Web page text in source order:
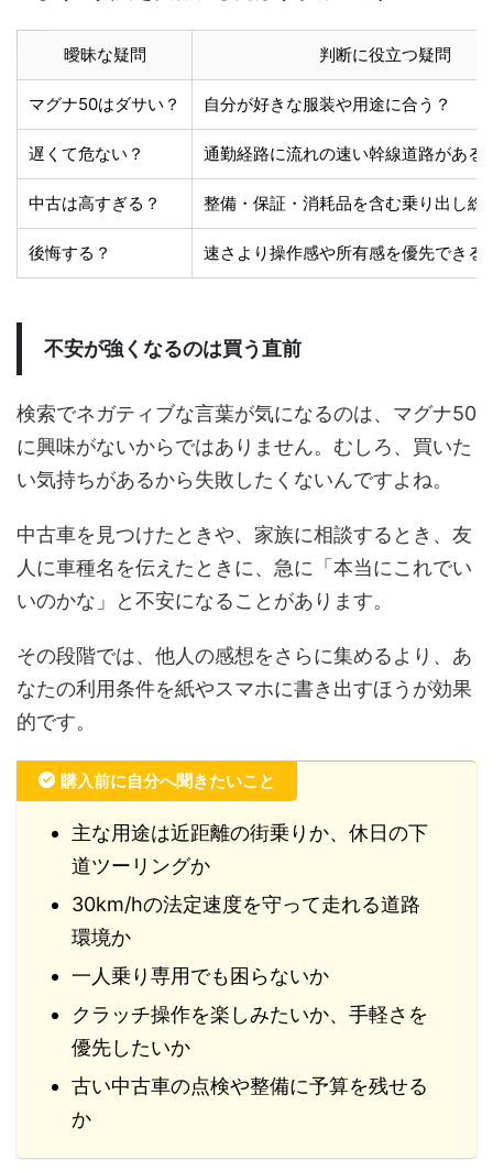
曖昧な疑問 判断に役立つ疑問
マグナ50はダサい？ 自分が好きな服装や用途に合う？
遅くて危ない？ 通勤経路に流れの速い幹線道路がある
中古は高すぎる？ 整備・保証・消耗品を含む乗り出し総
後悔する？ 速さより操作感や所有感を優先できる
不安が強くなるのは買う直前
検索でネガティブな言葉が気になるのは、マグナ50
に興味がないからではありません。むしろ、買いた
い気持ちがあるから失敗したくないんですよね。
中古車を見つけたときや、家族に相談するとき、友
人に車種名を伝えたときに、急に「本当にこれでい
いのかな」と不安になることがあります。
その段階では、他人の感想をさらに集めるより、あ
なたの利用条件を紙やスマホに書き出すほうが効果
的です。
購入前に自分へ聞きたいこと
主な用途は近距離の街乗りか、休日の下
道ツーリングか
30km/hの法定速度を守って走れる道路
環境か
一人乗り専用でも困らないか
クラッチ操作を楽しみたいか、手軽さを
優先したいか
古い中古車の点検や整備に予算を残せる
か